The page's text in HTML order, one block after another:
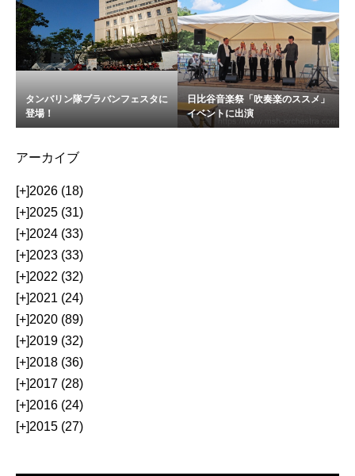
タンバリン隊ブラバンフェスタに
登場！
日比谷音楽祭「吹奏楽のススメ」
イベントに出演
アーカイブ
[+]2026 (18)
[+]2025 (31)
[+]2024 (33)
[+]2023 (33)
[+]2022 (32)
[+]2021 (24)
[+]2020 (89)
[+]2019 (32)
[+]2018 (36)
[+]2017 (28)
[+]2016 (24)
[+]2015 (27)